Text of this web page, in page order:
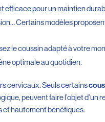
pour un maintien
Certains modèles
le coussin adapté à votre
optimale au quotidien.
cervicaux. Seuls certains
peuvent faire l’objet d’un
et hautement bénéfiques.